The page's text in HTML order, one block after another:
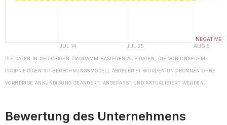
DIE DATEN IN DER OBIGEN DIAGRAMM BASIEREN AUF DATEN, DIE VON UNSEREM
PROPRIETÄREN XP-BERECHNUNGSMODELL ABGELEITET WURDEN UND KÖNNEN OHNE
VORHERIGE ANKÜNDIGUNG GEÄNDERT, ANGEPASST UND AKTUALISIERT WERDEN.
Bewertung des Unternehmens